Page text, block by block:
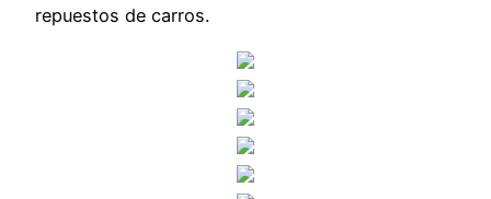
repuestos de carros.